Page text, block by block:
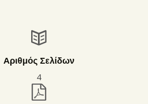
Αριθμός Σελίδων
4